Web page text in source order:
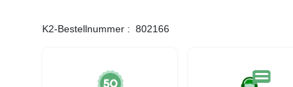
K2-Bestellnummer : 802166